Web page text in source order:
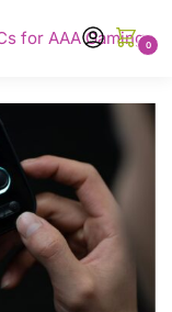
for AAA Gaming0